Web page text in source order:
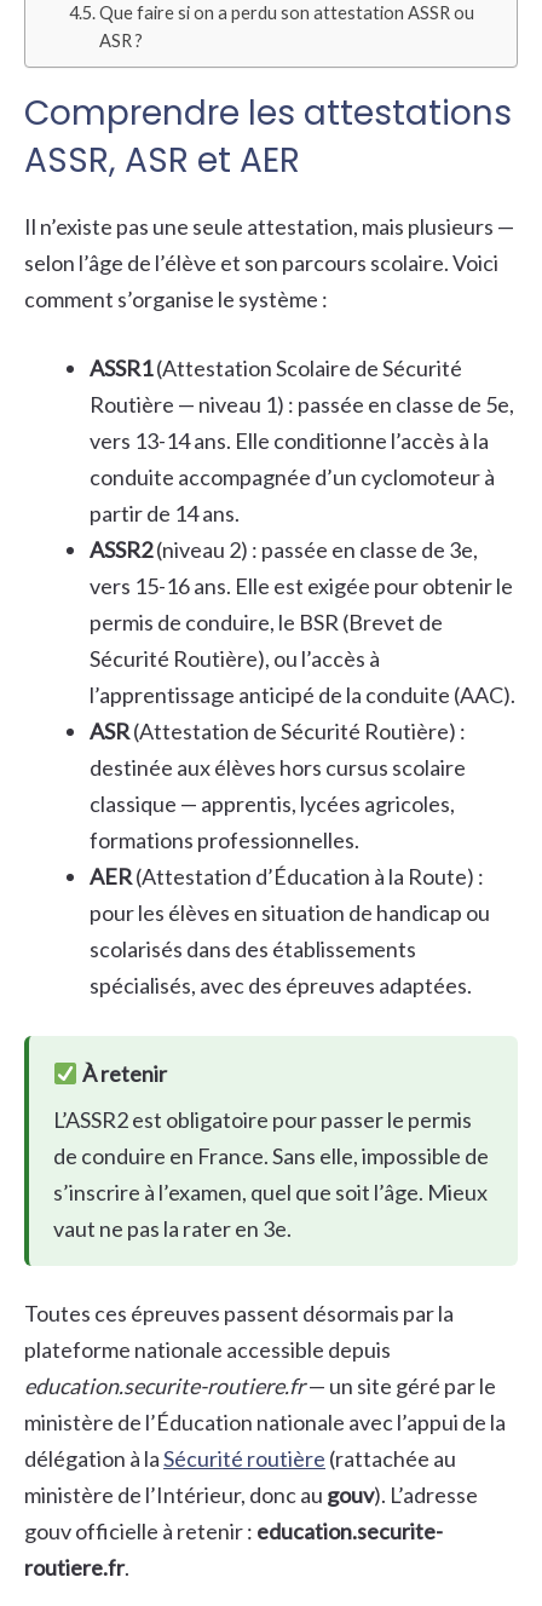
Que faire si on a perdu son attestation ASSR ou
ASR ?
Comprendre les attestations
ASSR, ASR et AER
Il n’existe pas une seule attestation, mais plusieurs —
selon l’âge de l’élève et son parcours scolaire. Voici
comment s’organise le système :
ASSR1(Attestation Scolaire de Sécurité
Routière — niveau 1) : passée en classe de 5e,
vers 13-14 ans. Elle conditionne l’accès à la
conduite accompagnée d’un cyclomoteur à
partir de 14 ans.
ASSR2(niveau 2) : passée en classe de 3e,
vers 15-16 ans. Elle est exigée pour obtenir le
permis de conduire, le BSR (Brevet de
Sécurité Routière), ou l’accès à
l’apprentissage anticipé de la conduite (AAC).
ASR(Attestation de Sécurité Routière) :
destinée aux élèves hors cursus scolaire
classique — apprentis, lycées agricoles,
formations professionnelles.
AER(Attestation d’Éducation à la Route) :
pour les élèves en situation de handicap ou
scolarisés dans des établissements
spécialisés, avec des épreuves adaptées.
À retenir
L’ASSR2 est obligatoire pour passer le permis
de conduire en France. Sans elle, impossible de
s’inscrire à l’examen, quel que soit l’âge. Mieux
vaut ne pas la rater en 3e.
Toutes ces épreuves passent désormais par la
plateforme nationale accessible depuis
education.securite-routiere.fr— un site géré par le
ministère de l’Éducation nationale avec l’appui de la
délégation à laSécurité routière (rattachée au
ministère de l’Intérieur, donc au gouv). L’adresse
gouv officielle à retenir : education.securite-
routiere.fr.